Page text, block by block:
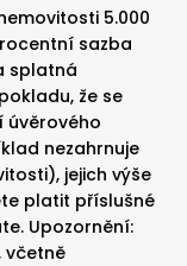
5.000
sazba
splatná
že se
úvěrového
nezahrnuje
jejich výše
platit příslušné
Upozornění:
včetně